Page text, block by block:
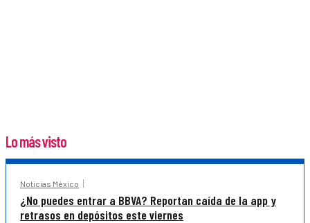
Lo más visto
Noticias México
¿No puedes entrar a BBVA? Reportan caída de la app y
retrasos en depósitos este viernes